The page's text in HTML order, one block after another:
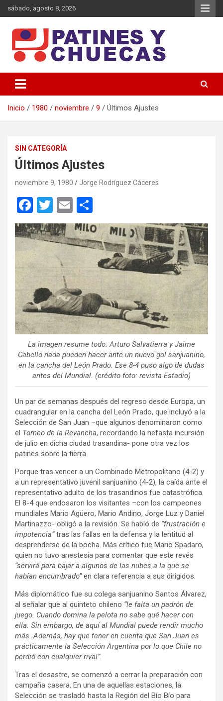
Saltar
al
sábado, agosto 8, 2026
Patines y Chuecas
Inicio 1980 noviembre 9 Últimos Ajustes
SIN CATEGORÍA
Últimos Ajustes
noviembre 9, 1980 Jorge Rodríguez Cáceres
F
a
ce
b
o
o
k
T
wi
tt
er
E
m
ail
o
m
p
ar
tir
La imagen resume todo: Arturo Salvatierra y Jaime
Cabello nada pueden hacer ante un nuevo gol sanjuanino,
en la cancha del León Prado. Ese 8-4 puso algo de dudas
antes del Mundial. (crédito foto: revista Estadio)
Un par de semanas después del regreso desde Europa, un
cuadrangular en la cancha del León Prado, que incluyó a la
Selección de San Juan –que algunos denominaron como
el Torneo de la Revancha, recordando la nefasta incursión
de julio en dicha ciudad trasandina- pone otra vez los
patines sobre la tierra.
Porque tras vencer a un Combinado Metropolitano (4-2) y
a un representativo juvenil sanjuanino (4-2), la caída ante el
representativo adulto de los trasandinos fue catastrófica.
El 8-4 que endosaron los visitantes –con los campeones
mundiales Mario Agüero, Mario Andino, Jorge Luz y Daniel
Martinazzo- obligó a la revisión. Se habló de “frustración e
impotencia”tras las fallas en la defensa y la lentitud al
desprenderse de la bocha. Más crítico fue Mario Spadaro,
quien no tuvo anestesia para comentar que este revés
“servirá para bajar a algunos de las nubes a la que se
habían encumbrado”en clara referencia a sus dirigidos.
Más diplomático fue su colega sanjuanino Santos Álvarez,
al señalar que al quinteto chileno “le falta un padrón de
juego. Cuando domina la pelota no sabe qué hacer con
ella. Sin embargo, de aquí al Mundial puede rendir mucho
más. Además, hay que tener en cuenta que San Juan es
prácticamente la Selección Argentina por lo que Chile no
perdió con cualquier rival”.
Tras el desastre, se comenzó a cerrar la preparación con
campaña casera. En una de aquellas estaciones, la
Selección se trasladó hasta la Región del Bío Bío para